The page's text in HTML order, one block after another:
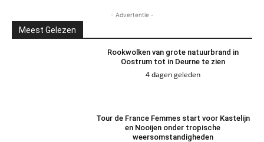
- Advertentie -
Meest Gelezen
Rookwolken van grote natuurbrand in
Oostrum tot in Deurne te zien
4 dagen geleden
Tour de France Femmes start voor Kastelijn
en Nooijen onder tropische
weersomstandigheden